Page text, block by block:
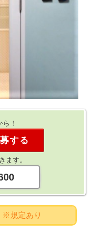
！
する
ます。
※規定あり